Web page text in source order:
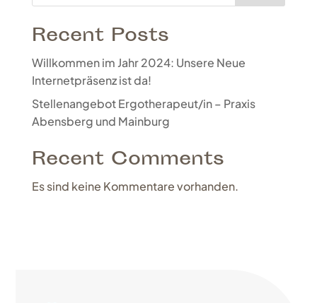
Recent Posts
Willkommen im Jahr 2024: Unsere Neue
Internetpräsenz ist da!
Stellenangebot Ergotherapeut/in – Praxis
Abensberg und Mainburg
Recent Comments
Es sind keine Kommentare vorhanden.